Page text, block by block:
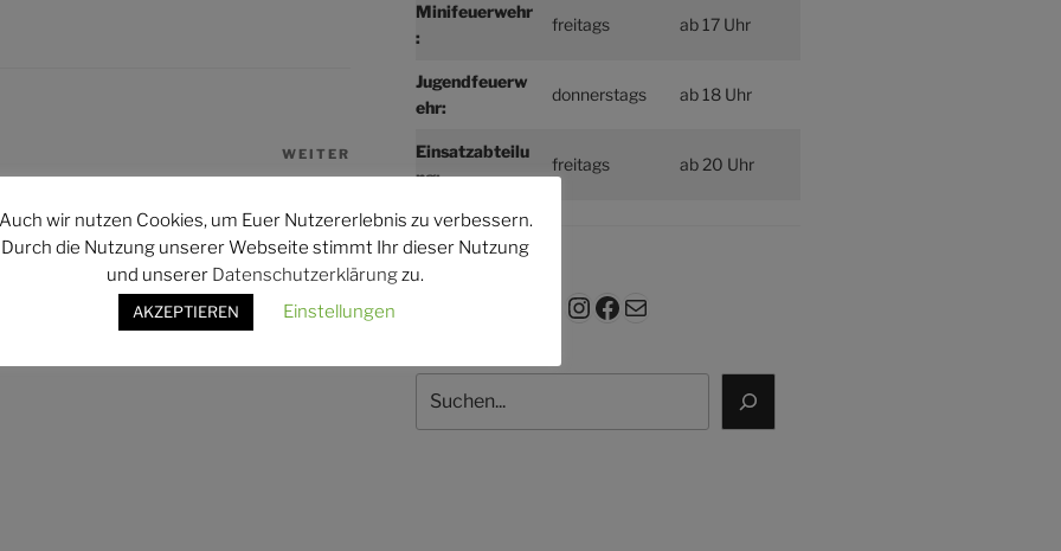
Nächster
WEITER
Minifeuerwehr
:
freitags ab 17 Uhr
Jugendfeuerw
ehr:
donnerstags ab 18 Uhr
Einsatzabteilu
ng:
freitags ab 20 Uhr
Instagram
Facebook
E-Mail
Auch wir nutzen Cookies, um Euer Nutzererlebnis zu verbessern.
Durch die Nutzung unserer Webseite stimmt Ihr dieser Nutzung
und unserer Datenschutzerklärungzu.
AKZEPTIEREN Einstellungen